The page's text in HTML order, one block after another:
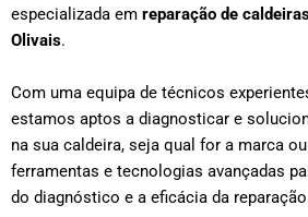
especializada em reparação de
Olivais.
Com uma equipa de técnicos
estamos aptos a diagnosticar e
na sua caldeira, seja qual for a marca
ferramentas e tecnologias avançadas
do diagnóstico e a eficácia da